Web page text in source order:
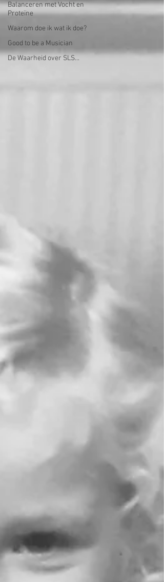
Balanceren met Vocht en
Proteïne
Waarom doe ik wat ik doe?
Good to be a Musician
De Waarheid over SLS...